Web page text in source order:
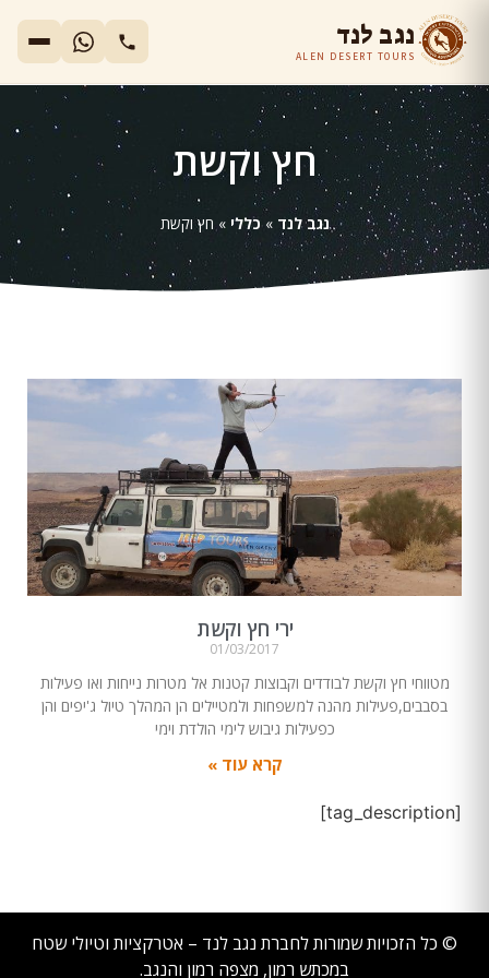
נגב לנד
ALEN DESERT TOURS
חץ וקשת
נגב לנד »כללי » חץ וקשת
ירי חץ וקשת
01/03/2017
מטווחי חץ וקשת לבודדים וקבוצות קטנות אל מטרות נייחות ואו פעילות
בסבבים,פעילות מהנה למשפחות ולמטיילים הן המהלך טיול ג'יפים והן
כפעילות גיבוש לימי הולדת וימי
קרא עוד »
[tag_description]
© כל הזכויות שמורות לחברת נגב לנד – אטרקציות וטיולי שטח
במכתש רמון, מצפה רמון והנגב.